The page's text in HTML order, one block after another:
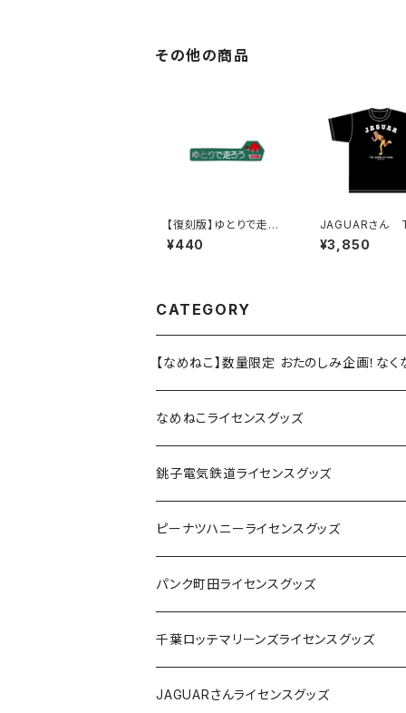
その他の商品
【復刻版】ゆとりで走ろ
う秋田県（緑）：ステッカ
ー
¥440
JAGUARさん
ツ（LEGEND-B
¥3,850
CATEGORY
【なめねこ】数量限定 おたのしみ企画！な
なめねこライセンスグッズ
Tシャツ
キャップ
ステッカー
缶バッジ
ホテルキーホルダー
銚子電気鉄道ライセンスグッズ
ステッカー
缶バッジ
アクリルキーホルダー
ホテルキーホルダー
ピーナツハニーライセンスグッズ
Tシャツ
キャップ
バッグ
パンク町田ライセンスグッズ
Tシャツ
キャップ
千葉ロッテマリーンズライセンスグッズ
ステッカー
JAGUARさんライセンスグッズ